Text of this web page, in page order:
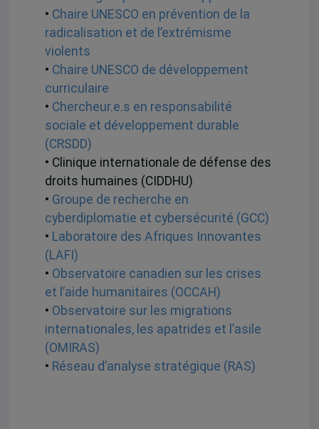
• Chaire UNESCO en prévention de la
radicalisation et de l’extrémisme
violents
• Chaire UNESCO de développement
curriculaire
• Chercheur.e.s en responsabilité
sociale et développement durable
(CRSDD)
• Clinique internationale de défense des
droits humaines (CIDDHU)
• Groupe de recherche en
cyberdiplomatie et cybersécurité (GCC)
• Laboratoire des Afriques Innovantes
(LAFI)
• Observatoire canadien sur les crises
et l’aide humanitaires (OCCAH)
• Observatoire sur les migrations
internationales, les apatrides et l’asile
(OMIRAS)
• Réseau d’analyse stratégique (RAS)